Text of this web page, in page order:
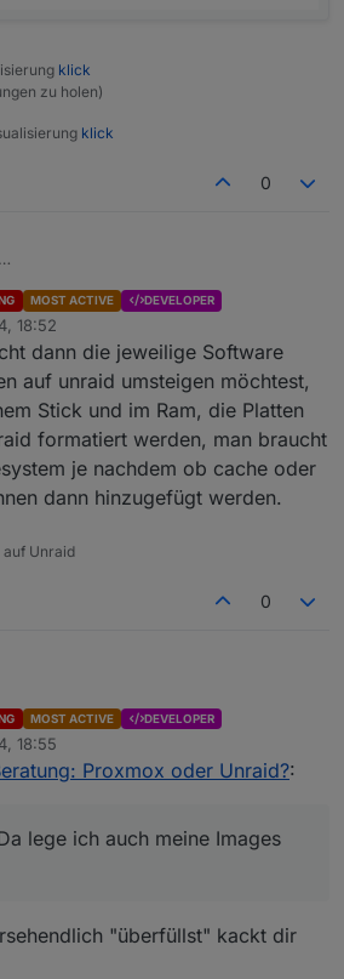
klick
zu holen)
klick
0
hier ist das geballte Wissen vor Ort
Punkte muss ich mir in Ruhe zu
nun alles so irgendwie hinbekommen
ich denn wieder alles
wenn ich was anderes installieren will?
Platte wieder frei ist und ihre GB hat?
MOST ACTIVE DEVELOPER
18:52
dann die jeweilige Software
auf unraid umsteigen möchtest,
Stick und im Ram, die Platten
formatiert werden, man braucht
je nachdem ob cache oder
dann hinzugefügt werden.
Unraid
0
Da lege ich auch meine Images etc
(theoretisch) für VMs.
MOST ACTIVE DEVELOPER
18:55
Proxmox oder Unraid?:
lege ich auch meine Images
"überfüllst" kackt dir